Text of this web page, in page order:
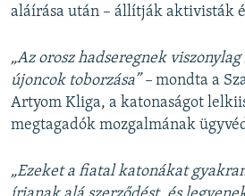
aláírása után – állítják aktivisták
„Az orosz hadseregnek
újoncok toborzása” – mondta a
Artyom Kliga, a katonaságot
megtagadók mozgalmának
„Ezeket a fiatal katonákat